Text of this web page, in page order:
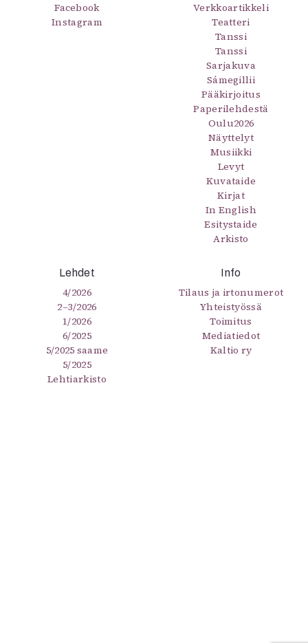
Facebook
Instagram
Verkkoartikkeli
Teatteri
Tanssi
Tanssi
Sarjakuva
Sámegillii
Pääkirjoitus
Paperilehdestä
Oulu2026
Näyttelyt
Musiikki
Levyt
Kuvataide
Kirjat
In English
Esitystaide
Arkisto
Lehdet
4/2026
2–3/2026
1/2026
6/2025
5/2025 saame
5/2025
Lehtiarkisto
Info
Tilaus ja irtonumerot
Yhteistyössä
Toimitus
Mediatiedot
Kaltio ry